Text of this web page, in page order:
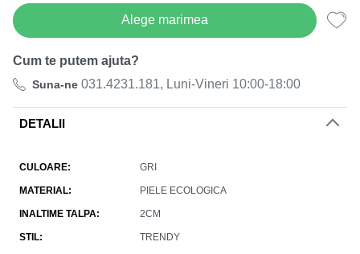
Alege marimea
Cum te putem ajuta?
Suna-ne 031.4231.181, Luni-Vineri 10:00-18:00
DETALII
CULOARE GRI
MATERIAL PIELE ECOLOGICA
INALTIME TALPA 2CM
STIL TRENDY